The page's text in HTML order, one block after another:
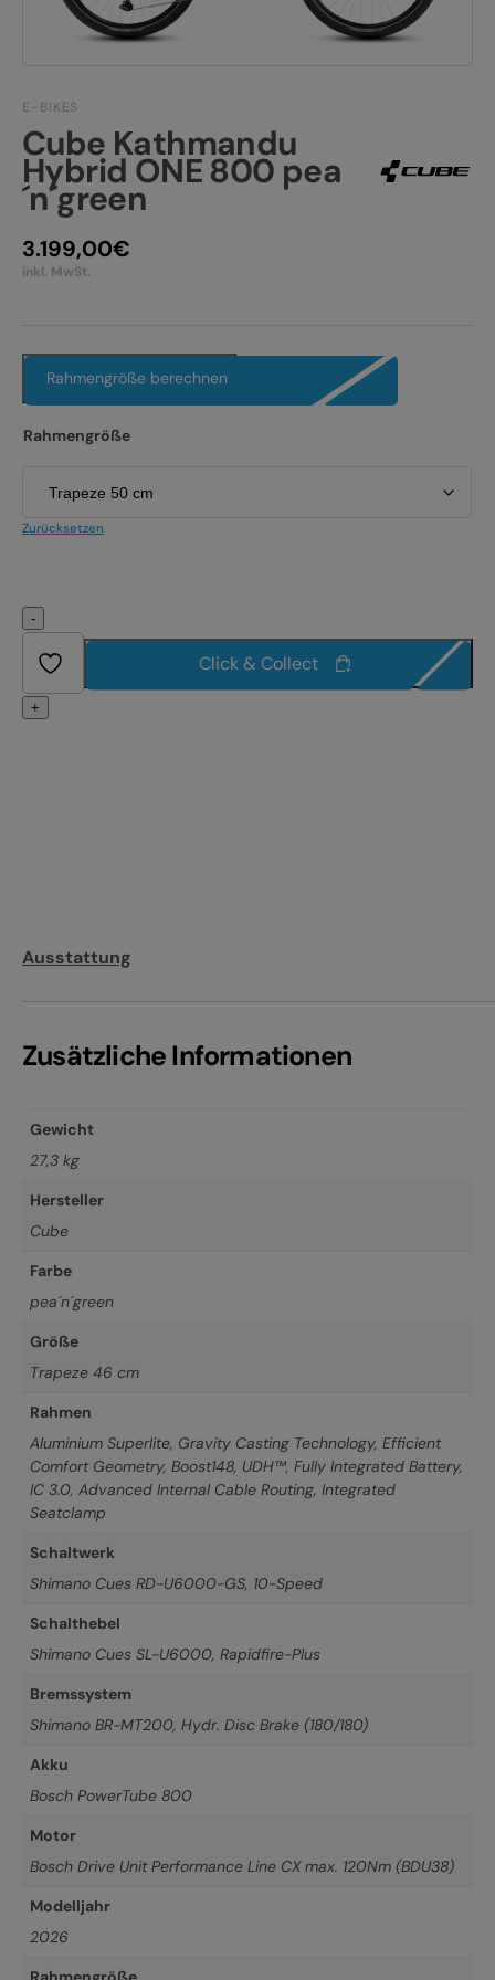
Alle entdecken
E-BIKE FULLY
E-BIKE TOUR
JOBS
E-BIKES
Cube Kathmandu
Hybrid ONE 800 pea
´n´green
3.199,00€
inkl. MwSt.
Rahmengröße berechnen
Rahmengröße
Zurücksetzen
-
+
Click & Collect
Ausstattung
Zusätzliche Informationen
Gewicht
27,3 kg
Hersteller
Cube
Farbe
pea´n´green
Größe
Trapeze 46 cm
Rahmen
Aluminium Superlite, Gravity Casting Technology, Efficient
Comfort Geometry, Boost148, UDH™, Fully Integrated Battery,
IC 3.0, Advanced Internal Cable Routing, Integrated
Seatclamp
Schaltwerk
Shimano Cues RD-U6000-GS, 10-Speed
Schalthebel
Shimano Cues SL-U6000, Rapidfire-Plus
Bremssystem
Shimano BR-MT200, Hydr. Disc Brake (180/180)
Akku
Bosch PowerTube 800
Motor
Bosch Drive Unit Performance Line CX max. 120Nm (BDU38)
Modelljahr
2026